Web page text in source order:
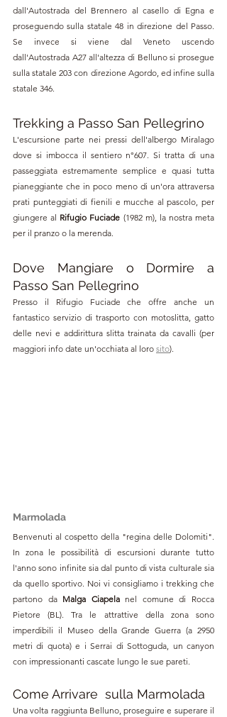
dall'Autostrada del Brennero al casello di Egna e
proseguendo sulla statale 48 in direzione del Passo.
Se invece si viene dal Veneto uscendo
dall'Autostrada A27 all'altezza di Belluno si prosegue
sulla statale 203 con direzione Agordo, ed infine sulla
statale 346.
Trekking a Passo San Pellegrino
L'escursione parte nei pressi dell'albergo Miralago
dove si imbocca il sentiero n°607. Si tratta di una
passeggiata estremamente semplice e quasi tutta
pianeggiante che in poco meno di un'ora attraversa
prati punteggiati di fienili e mucche al pascolo, per
giungere al Rifugio Fuciade (1982 m), la nostra meta
per il pranzo o la merenda.
Dove Mangiare o Dormire a
Passo San Pellegrino
Presso il Rifugio Fuciade che offre anche un
fantastico servizio di trasporto con motoslitta, gatto
delle nevi e addirittura slitta trainata da cavalli (per
maggiori info date un'occhiata al loro sito).
Marmolada
Benvenuti al cospetto della "regina delle Dolomiti".
In zona le possibilità di escursioni durante tutto
l'anno sono infinite sia dal punto di vista culturale sia
da quello sportivo. Noi vi consigliamo i trekking che
partono da Malga Ciapela nel comune di Rocca
Pietore (BL). Tra le attrattive della zona
imperdibili il Museo della Grande Guerra (a 2950
metri di quota) e i Serrai di Sottoguda, un canyon
con impressionanti cascate lungo le sue pareti.
Come Arrivare  sulla Marmolada
Una volta raggiunta Belluno, proseguire e superare il